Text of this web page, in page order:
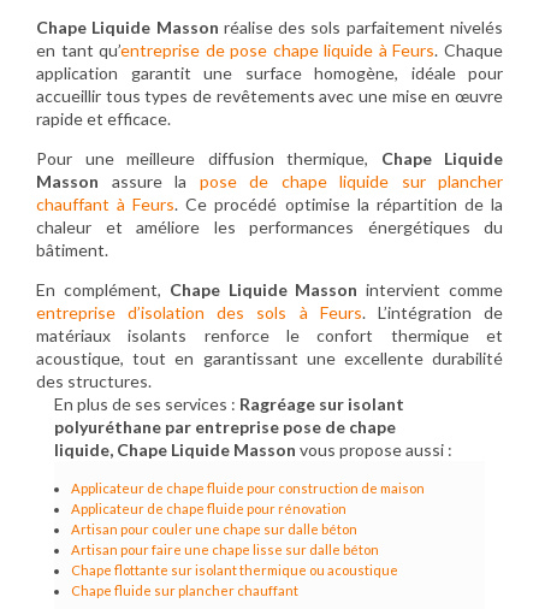
Chape Liquide Masson réalise des sols parfaitement nivelés
en tant qu’entreprise de pose chape liquide à Feurs. Chaque
application garantit une surface homogène, idéale pour
accueillir tous types de revêtements avec une mise en œuvre
rapide et efficace.
Pour une meilleure diffusion thermique, Chape Liquide
Masson assure la pose de chape liquide sur plancher
chauffant à Feurs. Ce procédé optimise la répartition de la
chaleur et améliore les performances énergétiques du
bâtiment.
En complément, Chape Liquide Masson intervient comme
entreprise d’isolation des sols à Feurs. L’intégration de
matériaux isolants renforce le confort thermique et
acoustique, tout en garantissant une excellente durabilité
des structures.
En plus de ses services : Ragréage sur isolant
polyuréthane par entreprise pose de chape
liquide, Chape Liquide Masson vous propose aussi :
Applicateur de chape fluide pour construction de maison
Applicateur de chape fluide pour rénovation
Artisan pour couler une chape sur dalle béton
Artisan pour faire une chape lisse sur dalle béton
Chape flottante sur isolant thermique ou acoustique
Chape fluide sur plancher chauffant